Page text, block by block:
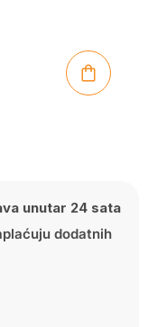
unutar 24 sata
dodatnih